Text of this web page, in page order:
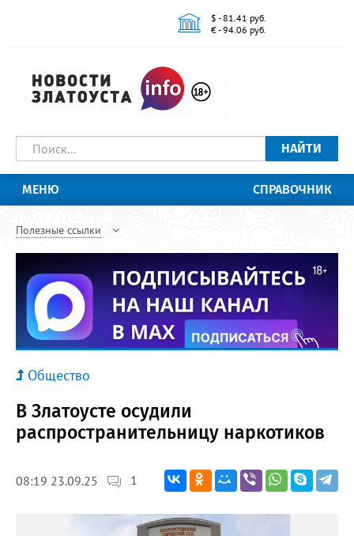
$ - 81.41 руб.
€ - 94.06 руб.
НАЙТИ
МЕНЮ СПРАВОЧНИК
Полезные ссылки
Общество
В Златоусте осудили
распространительницу наркотиков
08:19 23.09.25 1